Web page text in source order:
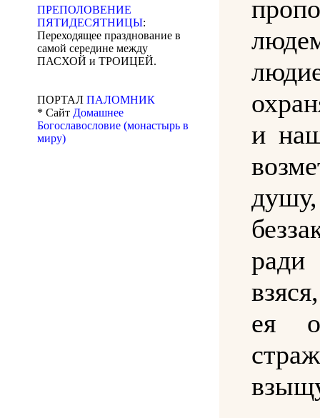
ПРЕПОЛОВЕНИЕ
ПЯТИДЕСЯТНИЦЫ:
Переходящее празднование в
самой середине между
ПАСХОЙ и ТРОИЦЕЙ.
ПОРТАЛ ПАЛОМНИК
* Сайт Домашнее
Богославословие (монастырь в
миру)
и
ея